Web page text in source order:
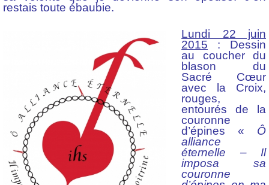
restais toute ébaubie.
Lundi 22 juin
2015 : Dessin
au coucher du
blason du
Sacré Cœur
avec la Croix,
rouges,
entourés de la
couronne
d’épines « Ô
alliance
éternelle – Il
imposa sa
couronne